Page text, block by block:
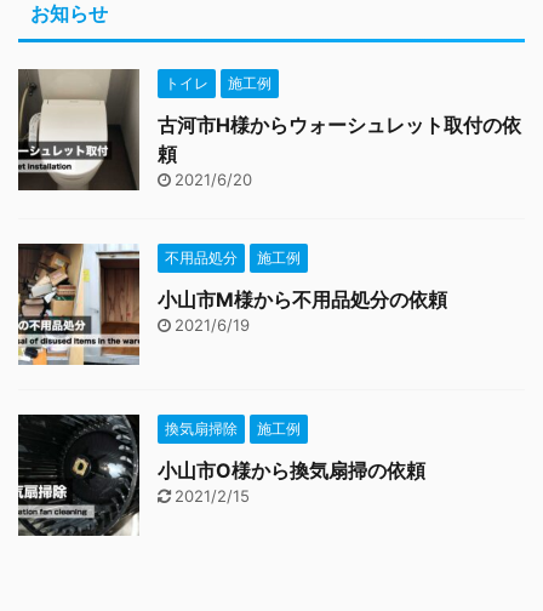
お知らせ
トイレ 施工例
古河市H様からウォーシュレット取付の依
頼
2021/6/20
不用品処分 施工例
小山市M様から不用品処分の依頼
2021/6/19
換気扇掃除 施工例
小山市O様から換気扇掃の依頼
2021/2/15